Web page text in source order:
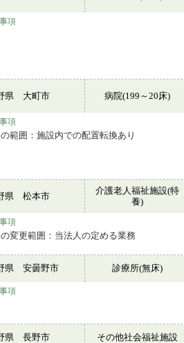
項
県 大町市 病院(199～20床)
項
範囲：施設内での配置転換あり
県 松本市
介護老人福祉施設(特
養)
項
変更範囲：当法人の定める業務
県 安曇野市 診療所(無床)
項
県 長野市 その他社会福祉施設